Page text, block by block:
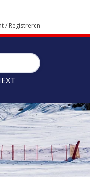
/ Registreren